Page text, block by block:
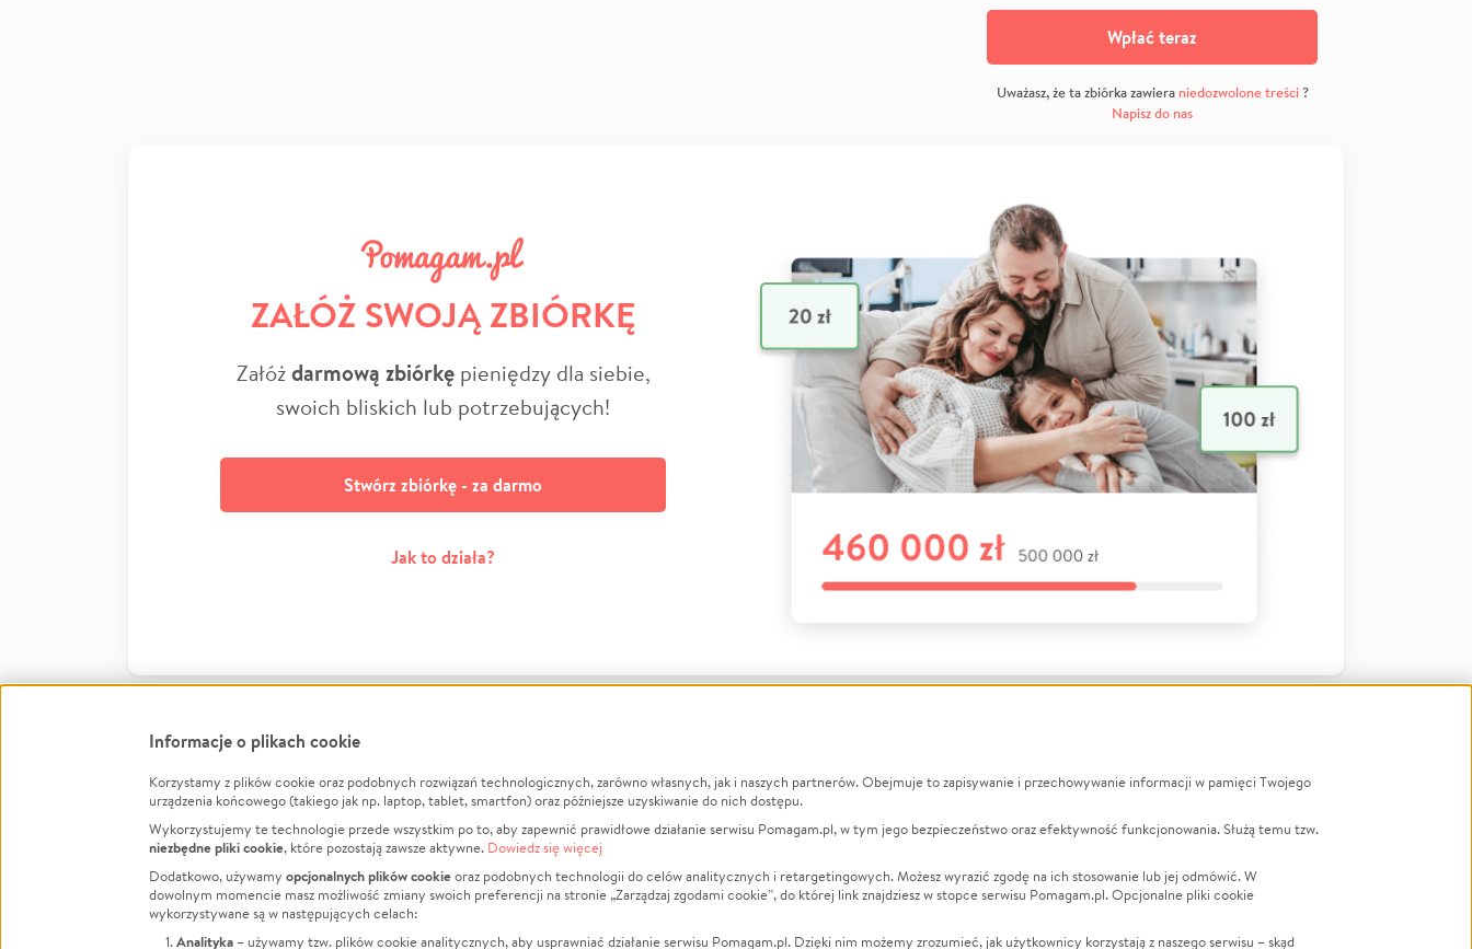
Wpłać teraz
Uważasz, że ta zbiórka zawiera niedozwolone treści?
Napisz do nas
ZAŁÓŻ SWOJĄ ZBIÓRKĘ
Załóżdarmową zbiórkępieniędzy dla siebie,
swoich bliskich lub potrzebujących!
Stwórz zbiórkę - za darmo
Jak to działa?
FacebookTwitter Instagram
LinkedInTikTok Youtube
Informacje
Jak to działa?
Regulamin
Polityka Prywatności
O nas
Opinie
Raporty
Za darmo
Zbieraj na
Leczenie
Zwierzęta
Pożar
LGBTQ+
Powódź
Wichura
Informacje o plikach cookie
Korzystamy z plików cookie oraz podobnych rozwiązań technologicznych, zarówno własnych, jak i naszych partnerów. Obejmuje to zapisywanie i przechowywanie informacji w pamięci Twojego
urządzenia końcowego (takiego jak np. laptop, tablet, smartfon) oraz późniejsze uzyskiwanie do nich dostępu.
Wykorzystujemy te technologie przede wszystkim po to, aby zapewnić prawidłowe działanie serwisu Pomagam.pl, w tym jego bezpieczeństwo oraz efektywność funkcjonowania. Służą temu tzw.
niezbędne pliki cookie, które pozostają zawsze aktywne. Dowiedz się więcej
Dodatkowo, używamy opcjonalnych plików cookieoraz podobnych technologii do celów analitycznych i retargetingowych. Możesz wyrazić zgodę na ich stosowanie lub jej odmówić. W
dowolnym momencie masz możliwość zmiany swoich preferencji na stronie „Zarządzaj zgodami cookie”, do której link znajdziesz w stopce serwisu Pomagam.pl. Opcjonalne pliki cookie
wykorzystywane są w następujących celach:
Analityka – używamy tzw. plików cookie analitycznych, aby usprawniać działanie serwisu Pomagam.pl. Dzięki nim możemy zrozumieć, jak użytkownicy korzystają z naszego serwisu – skąd